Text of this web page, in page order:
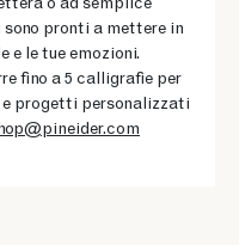
o ad semplice
pronti a mettere in
e le tue emozioni.
fino a 5 calligrafie per
progetti personalizzati